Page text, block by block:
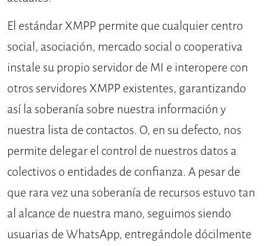
El estándar XMPP permite que cualquier centro
social, asociación, mercado social o cooperativa
instale su propio servidor de MI e interopere con
otros servidores XMPP existentes, garantizando
así la soberanía sobre nuestra información y
nuestra lista de contactos. O, en su defecto, nos
permite delegar el control de nuestros datos a
colectivos o entidades de confianza. A pesar de
que rara vez una soberanía de recursos estuvo tan
al alcance de nuestra mano, seguimos siendo
usuarias de WhatsApp, entregándole dócilmente